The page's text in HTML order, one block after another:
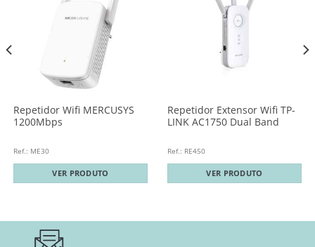
Repetidor Wifi MERCUSYS
1200Mbps
Ref.: ME30
VER PRODUTO
Repetidor Extensor Wifi TP-
LINK AC1750 Dual Band
Ref.: RE450
VER PRODUTO